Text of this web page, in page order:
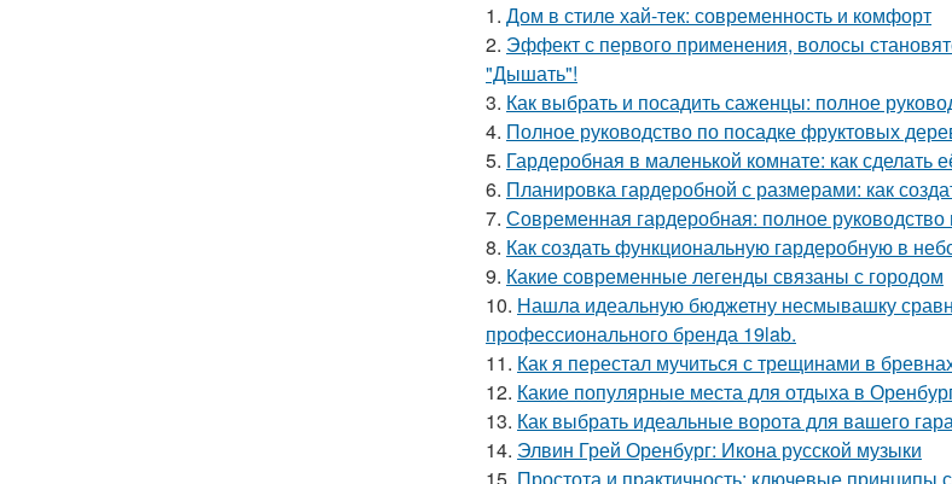
1. Дом в стиле хай-тек: современность и комфорт
2. Эффект с первого применения, волосы
"Дышать"!
3. Как выбрать и посадить саженцы: полное
4. Полное руководство по посадке фруктовых
5. Гардеробная в маленькой комнате: как сделать
6. Планировка гардеробной с размерами: как
7. Современная гардеробная: полное руководство
8. Как создать функциональную гардеробную в
9. Какие современные легенды связаны с городом
10. Нашла идеальную бюджетну несмывашку
профессионального бренда 19lab.
11. Как я перестал мучиться с трещинами в
12. Какие популярные места для отдыха в
13. Как выбрать идеальные ворота для вашего
14. Элвин Грей Оренбург: Икона русской музыки